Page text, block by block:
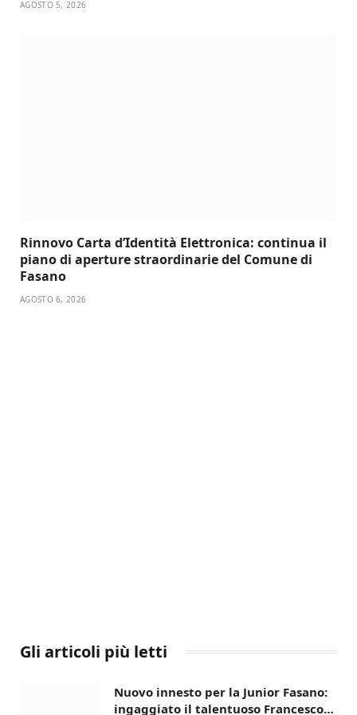
AGOSTO 5, 2026
Rinnovo Carta d’Identità Elettronica: continua il
piano di aperture straordinarie del Comune di
Fasano
AGOSTO 6, 2026
Gli articoli più letti
Nuovo innesto per la Junior Fasano:
ingaggiato il talentuoso Francesco